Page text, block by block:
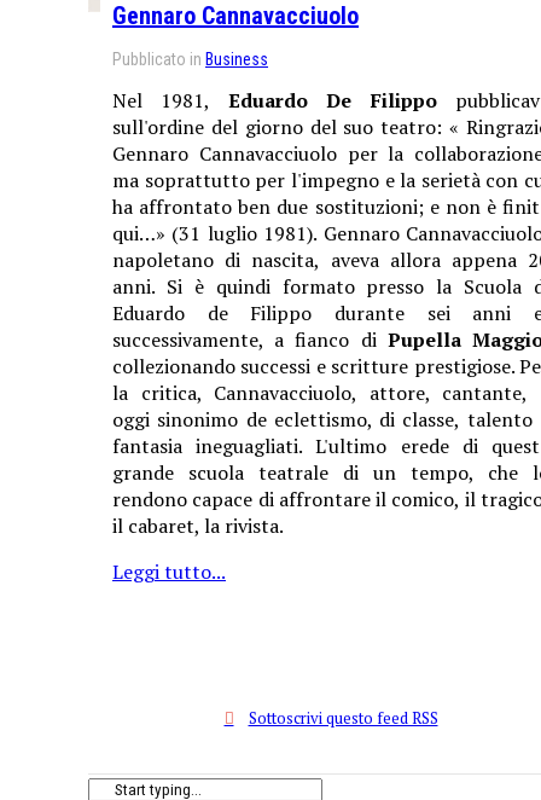
Gennaro Cannavacciuolo
Pubblicato in Business
Nel 1981, Eduardo De Filippo
sull'ordine del giorno del suo teatro: «
Gennaro Cannavacciuolo per la
ma soprattutto per l'impegno e la serietà con
ha affrontato ben due sostituzioni; e non è
qui…» (31 luglio 1981). Gennaro
napoletano di nascita, aveva allora appena
anni. Si è quindi formato presso la Scuola
Eduardo de Filippo durante sei anni
successivamente, a fianco di Pupella
collezionando successi e scritture prestigiose.
la critica, Cannavacciuolo, attore, cantante,
oggi sinonimo de eclettismo, di classe, talento
fantasia ineguagliati. L'ultimo erede di
grande scuola teatrale di un tempo, che
rendono capace di affrontare il comico, il
il cabaret, la rivista.
Leggi tutto...
Sottoscrivi questo feed RSS